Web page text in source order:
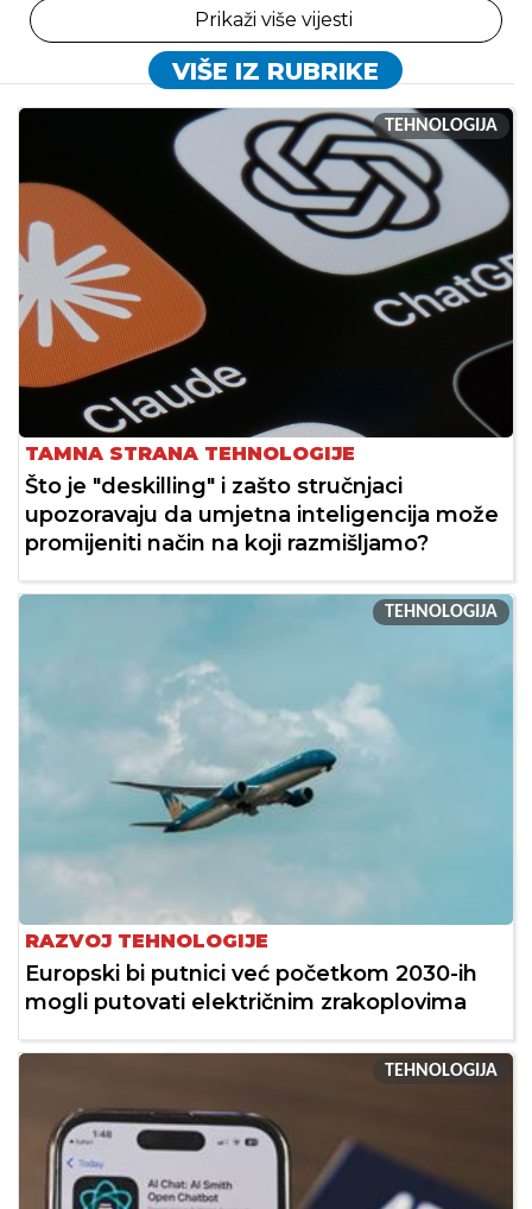
Prikaži više vijesti
VIŠE IZ RUBRIKE
TEHNOLOGIJA
TAMNA STRANA TEHNOLOGIJE
Što je "deskilling" i zašto stručnjaci
upozoravaju da umjetna inteligencija može
promijeniti način na koji razmišljamo?
TEHNOLOGIJA
RAZVOJ TEHNOLOGIJE
Europski bi putnici već početkom 2030-ih
mogli putovati električnim zrakoplovima
TEHNOLOGIJA